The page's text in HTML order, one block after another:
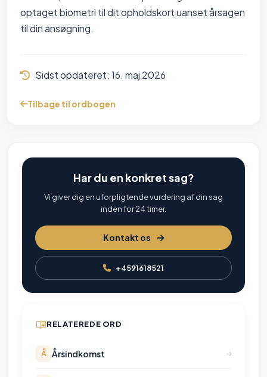
optaget biometri til dit opholdskort uanset årsagen
til din ansøgning.
Sidst opdateret: 16. maj 2026
Tilbage til ordbogen
Har du en konkret sag?
Vi giver dig en uforpligtende vurdering af din sag
inden for 24 timer.
Kontakt os
+4591618521
RELATEREDE ORD
Å Årsindkomst